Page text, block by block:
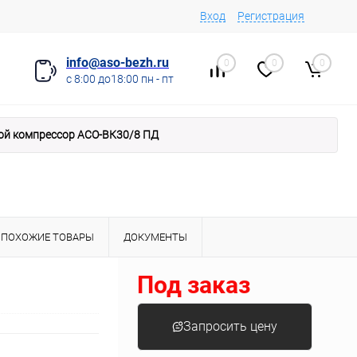
Вход Регистрация
info@aso-bezh.ru
с 8:00 до18:00 пн - пт
0 0 0
компрессор АСО-ВК30/8 ПД
ПОХОЖИЕ ТОВАРЫ ДОКУМЕНТЫ
Под заказ
Запросить цену